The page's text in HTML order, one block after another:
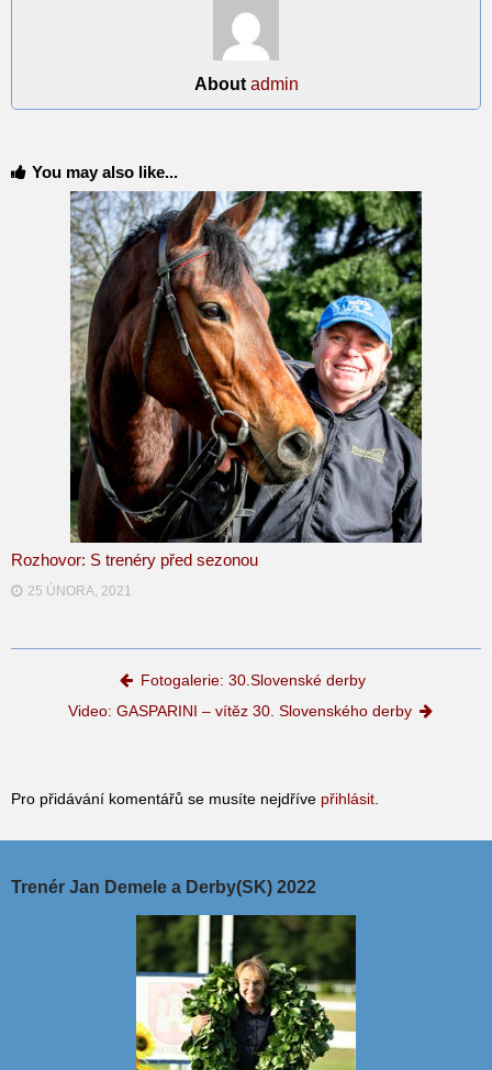
About admin
You may also like...
Rozhovor: S trenéry před sezonou
25 ÚNORA, 2021
Post navigation
Fotogalerie: 30.Slovenské derby
Video: GASPARINI – vítěz 30. Slovenského derby
Pro přidávání komentářů se musíte nejdříve přihlásit
Trenér Jan Demele a Derby(SK) 2022